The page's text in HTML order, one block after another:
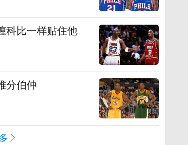
科比一样贴住他
分伯仲